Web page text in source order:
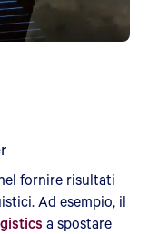
fornire risultati
Ad esempio, il
a spostare